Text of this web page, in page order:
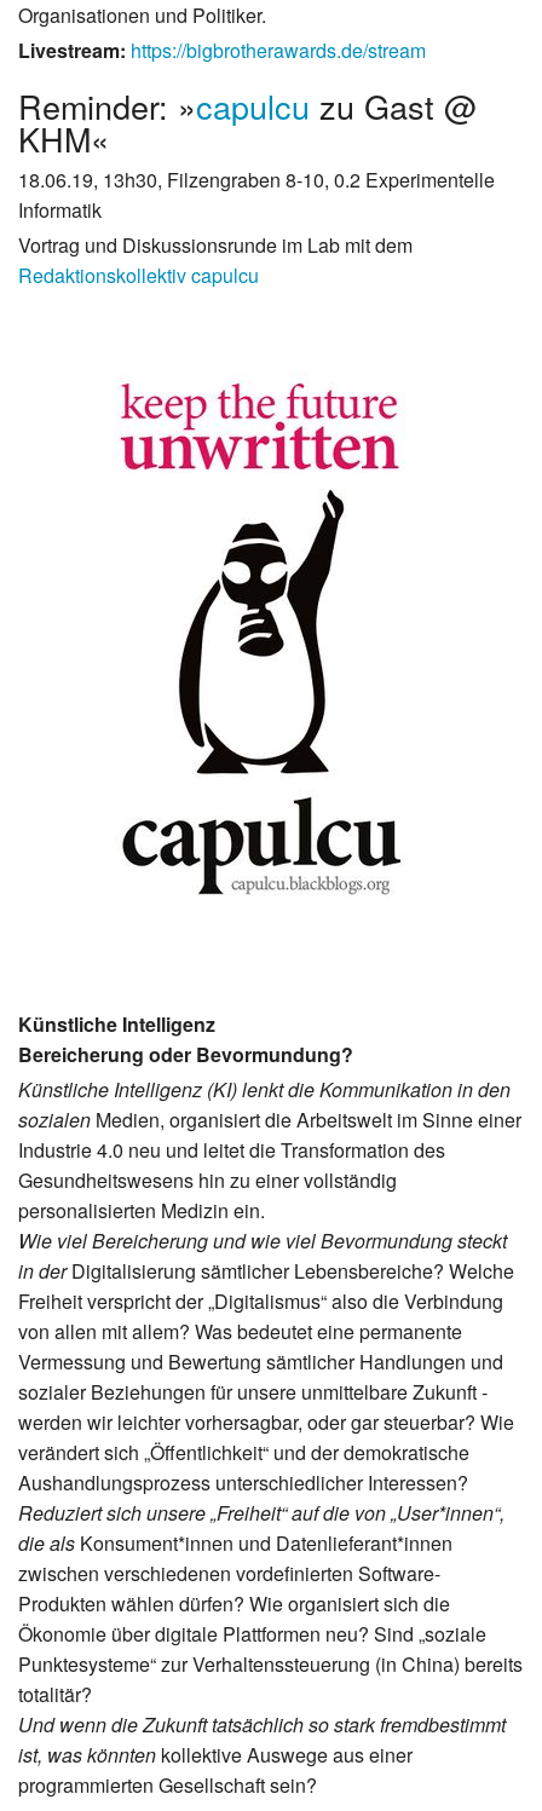
Organisationen und Politiker.
Livestream: https://bigbrotherawards.de/stream
Reminder: »capulcu zu Gast @
KHM«
18.06.19, 13h30, Filzengraben 8-10, 0.2 Experimentelle
Informatik
Vortrag und Diskussionsrunde im Lab mit dem
Redaktionskollektiv capulcu
Künstliche Intelligenz
Bereicherung oder Bevormundung?
Künstliche Intelligenz (KI) lenkt die Kommunikation in den
sozialen Medien, organisiert die Arbeitswelt im Sinne einer
Industrie 4.0 neu und leitet die Transformation des
Gesundheitswesens hin zu einer vollständig
personalisierten Medizin ein.
Wie viel Bereicherung und wie viel Bevormundung steckt
in derDigitalisierung sämtlicher Lebensbereiche? Welche
Freiheit verspricht der „Digitalismus“ also die Verbindung
von allen mit allem? Was bedeutet eine permanente
Vermessung und Bewertung sämtlicher Handlungen und
sozialer Beziehungen für unsere unmittelbare Zukunft -
werden wir leichter vorhersagbar, oder gar steuerbar? Wie
verändert sich „Öffentlichkeit“ und der demokratische
Aushandlungsprozess unterschiedlicher Interessen?
Reduziert sich unsere „Freiheit“ auf die von „User*innen“,
die als Konsument*innen und Datenlieferant*innen
zwischen verschiedenen vordefinierten Software-
Produkten wählen dürfen? Wie organisiert sich die
Ökonomie über digitale Plattformen neu? Sind „soziale
Punktesysteme“ zur Verhaltenssteuerung (in China) bereits
totalitär?
Und wenn die Zukunft tatsächlich so stark fremdbestimmt
ist, was könnten kollektive Auswege aus einer
programmierten Gesellschaft sein?